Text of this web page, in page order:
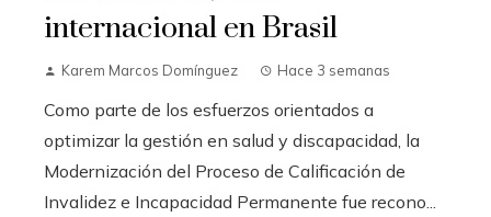
internacional en Brasil
Karem Marcos Domínguez Hace 3 semanas
Como parte de los esfuerzos orientados a
optimizar la gestión en salud y discapacidad, la
Modernización del Proceso de Calificación de
Invalidez e Incapacidad Permanente fue recono...